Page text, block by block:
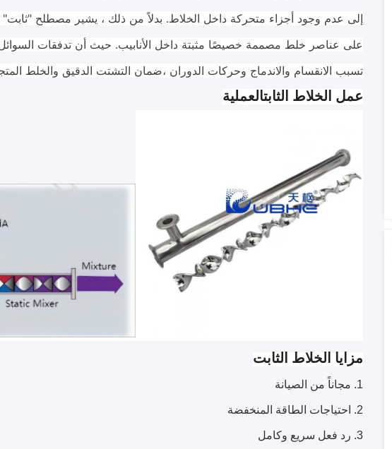
إلى عدم وجود أجزاء متحركة داخل الخلاط. بدلاً من ذلك ، يشير مصطلح
على عناصر خلط مصممة خصيصًا مثبتة داخل الأنابيب. حيث أن تدفقات السوائل
تسبب الانقسام والاندماج وحركات الدوران ،ضمان التشتت الدقيق والخلط
عمل الخلاط الثابتالعملية
مزايا الخلاط الثابت
مجاناً من الصيانة
احتياجات الطاقة المنخفضة
رد فعل سريع وكامل